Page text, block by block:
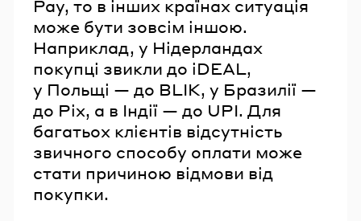
Pay, то в інших країнах ситуація
може бути зовсім іншою.
Наприклад, у Нідерландах
покупці звикли до iDEAL,
у Польщі — до BLIK, у Бразилії —
до Pix, а в Індії — до UPI. Для
багатьох клієнтів відсутність
звичного способу оплати може
стати причиною відмови від
покупки.